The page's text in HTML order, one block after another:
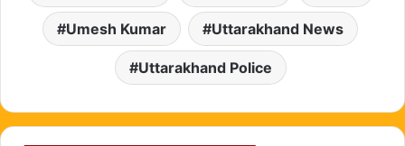
Umesh Kumar Uttarakhand News
Uttarakhand Police